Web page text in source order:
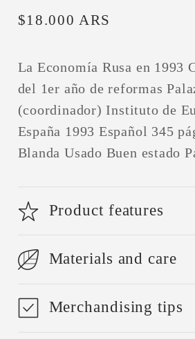
Precio
$18.000 ARS
La Economía Rusa en 1993
del 1er año de reformas
(coordinador) Instituto de
España 1993 Español 345
Blanda Usado Buen estado
Product features
Materials and care
Merchandising tips